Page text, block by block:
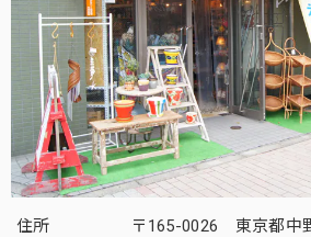
住所
〒165-0026 東京都中